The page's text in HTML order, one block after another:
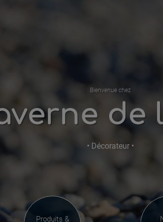
Bienvenue chez
de
• Décorateur •
Produits &